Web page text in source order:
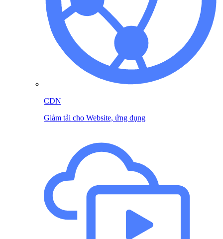
CDN
Giảm tải cho Website, ứng dụng